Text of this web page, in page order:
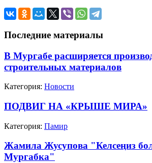
Последние материалы
В Мургабе расширяется
строительных материалов
Категория: Новости
ПОДВИГ НА «КРЫШЕ МИРА»
Категория: Памир
Жамила Жусупова "Келсеңиз
Мургабка"